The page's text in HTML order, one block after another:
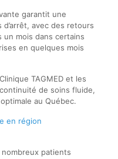
garantit une
avec des retours
un mois dans certains
en quelques mois
TAGMED et les
de soins fluide,
au Québec.
en région
patients